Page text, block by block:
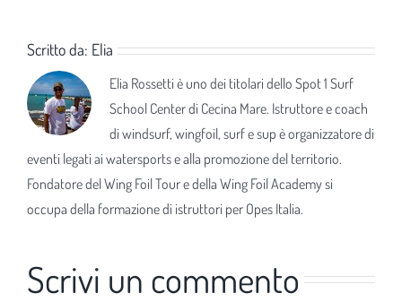
Scritto da: Elia
Elia Rossetti è uno dei titolari dello Spot 1 Surf
School Center di Cecina Mare. Istruttore e coach
di windsurf, wingfoil, surf e sup è organizzatore di
eventi legati ai watersports e alla promozione del territorio.
Fondatore del Wing Foil Tour e della Wing Foil Academy si
occupa della formazione di istruttori per Opes Italia.
Scrivi un commento